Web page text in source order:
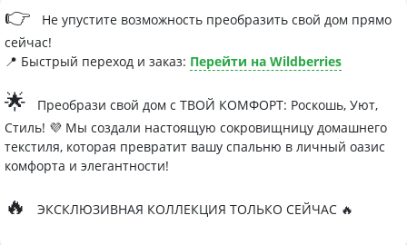
👉
Не упустите возможность преобразить свой дом прямо
сейчас!
📍 Быстрый переход и заказ: Перейти на Wildberries
🌟
Преобрази свой дом с ТВОЙ КОМФОРТ: Роскошь, Уют,
Стиль! 💜 Мы создали настоящую сокровищницу домашнего
текстиля, которая превратит вашу спальню в личный оазис
комфорта и элегантности!
🔥 ЭКСКЛЮЗИВНАЯ КОЛЛЕКЦИЯ ТОЛЬКО СЕЙЧАС 🔥